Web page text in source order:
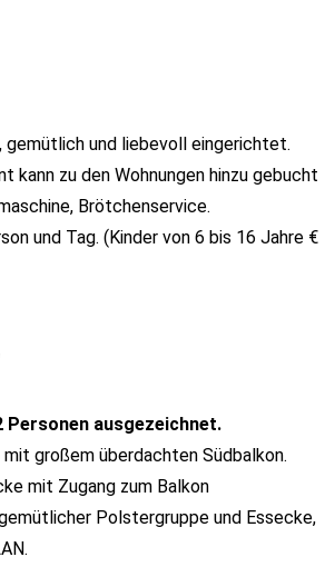
und liebevoll eingerichtet.
zu den Wohnungen hinzu gebucht
Brötchenservice.
und Tag. (Kinder von 6 bis 16 Jahre €
ausgezeichnet.
großem überdachten Südbalkon.
mit Zugang zum Balkon
Polstergruppe und Essecke,